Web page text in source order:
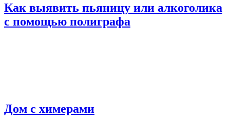
Как выявить пьяницу или алкоголика
с помощью полиграфа
Дом с химерами